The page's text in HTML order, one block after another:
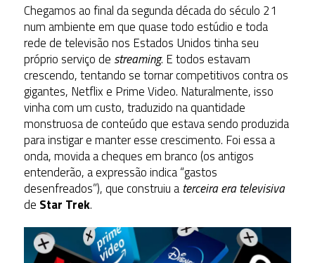
Chegamos ao final da segunda década do século 21
num ambiente em que quase todo estúdio e toda
rede de televisão nos Estados Unidos tinha seu
próprio serviço de streaming. E todos estavam
crescendo, tentando se tornar competitivos contra os
gigantes, Netflix e Prime Video. Naturalmente, isso
vinha com um custo, traduzido na quantidade
monstruosa de conteúdo que estava sendo produzida
para instigar e manter esse crescimento. Foi essa a
onda, movida a cheques em branco (os antigos
entenderão, a expressão indica “gastos
desenfreados”), que construiu a terceira era televisiva
de Star Trek.